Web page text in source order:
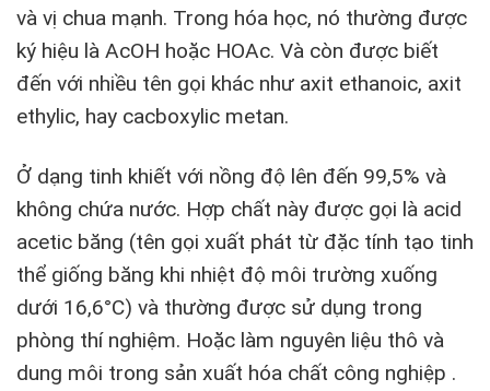
và vị chua mạnh. Trong hóa học, nó thường được
ký hiệu là AcOH hoặc HOAc. Và còn được biết
đến với nhiều tên gọi khác như axit ethanoic, axit
ethylic, hay cacboxylic metan.
Ở dạng tinh khiết với nồng độ lên đến 99,5% và
không chứa nước. Hợp chất này được gọi là acid
acetic băng (tên gọi xuất phát từ đặc tính tạo tinh
thể giống băng khi nhiệt độ môi trường xuống
dưới 16,6°C) và thường được sử dụng trong
phòng thí nghiệm. Hoặc làm nguyên liệu thô và
dung môi trong sản xuất hóa chất công nghiệp .